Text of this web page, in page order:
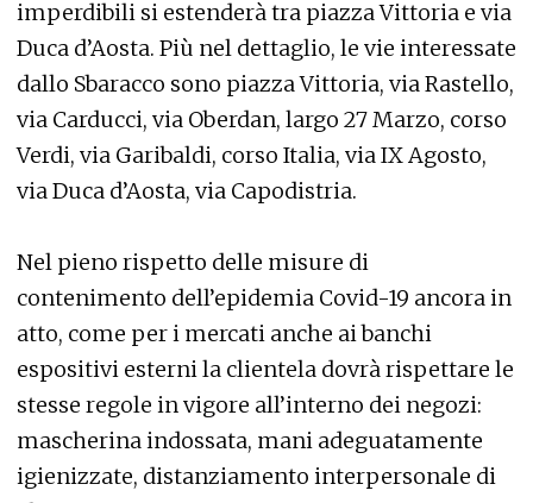
imperdibili si estenderà tra piazza Vittoria e via
Duca d’Aosta. Più nel dettaglio, le vie interessate
dallo Sbaracco sono piazza Vittoria, via Rastello,
via Carducci, via Oberdan, largo 27 Marzo, corso
Verdi, via Garibaldi, corso Italia, via IX Agosto,
via Duca d’Aosta, via Capodistria.
Nel pieno rispetto delle misure di
contenimento dell’epidemia Covid-19 ancora in
atto, come per i mercati anche ai banchi
espositivi esterni la clientela dovrà rispettare le
stesse regole in vigore all’interno dei negozi:
mascherina indossata, mani adeguatamente
igienizzate, distanziamento interpersonale di